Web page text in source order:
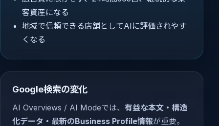
客資産になる
地域で信頼できる店舗としてAIに評価されやす
くなる
Google検索の変化
AI Overviews / AI Modeでは、 有益な本文・構造
化データ・最新のBusiness Profile情報が重要。